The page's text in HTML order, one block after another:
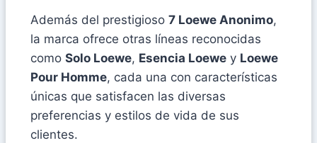
Además del prestigioso 7 Loewe Anonimo,
la marca ofrece otras líneas reconocidas
como Solo Loewe, Esencia Loewe y Loewe
Pour Homme, cada una con características
únicas que satisfacen las diversas
preferencias y estilos de vida de sus
clientes.